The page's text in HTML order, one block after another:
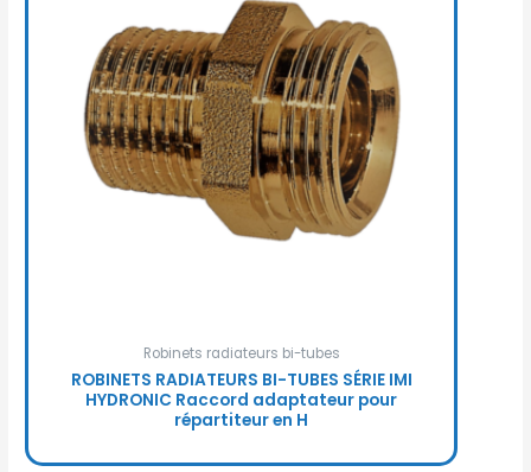
Robinets radiateurs bi-tubes
ROBINETS RADIATEURS BI-TUBES SÉRIE IMI
HYDRONIC Raccord adaptateur pour
répartiteur en H